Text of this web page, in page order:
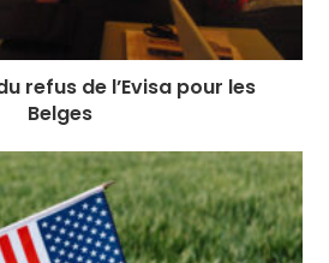
refus de l’Evisa pour les
Belges